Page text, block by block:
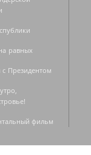
равных
с Президентом
фильм